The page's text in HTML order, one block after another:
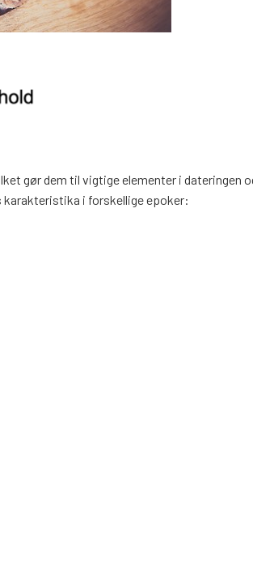
gør dem til vigtige elementer i dateringen
karakteristika i forskellige epoker: